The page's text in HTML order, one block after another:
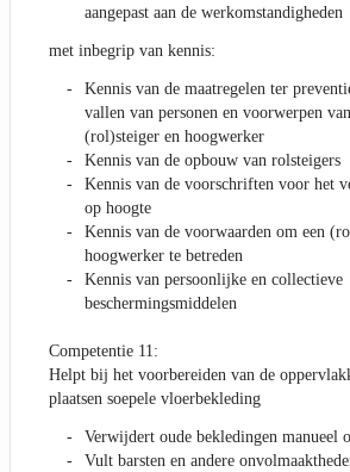
aangepast aan de werkomstandigheden
met inbegrip van kennis:
Kennis van de maatregelen ter
vallen van personen en voorwerpen
(rol)steiger en hoogwerker
Kennis van de opbouw van rolsteigers
Kennis van de voorschriften voor het
op hoogte
Kennis van de voorwaarden om een
hoogwerker te betreden
Kennis van persoonlijke en collectieve
beschermingsmiddelen
Competentie 11:
Helpt bij het voorbereiden van de
plaatsen soepele vloerbekleding
Verwijdert oude bekledingen manueel
Vult barsten en andere